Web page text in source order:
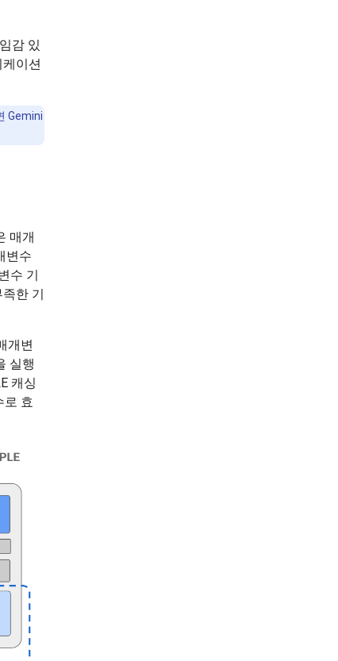
감 있
이션
Gemini
매개
변수
수 기
한 기
개변
실행
캐싱
로 효